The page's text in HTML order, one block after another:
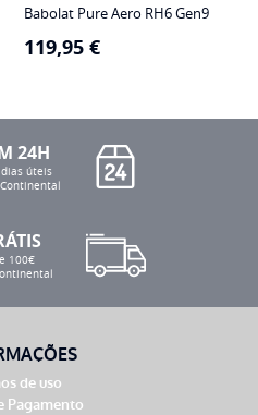
Babolat Pure Aero RH6 Gen9
119,95 €
24H
úteis
100€
de uso
Pagamento